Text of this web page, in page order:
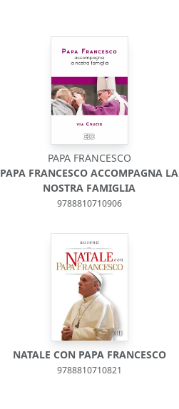
PAPA FRANCESCO
PAPA FRANCESCO ACCOMPAGNA LA
NOSTRA FAMIGLIA
9788810710906
NATALE CON PAPA FRANCESCO
9788810710821